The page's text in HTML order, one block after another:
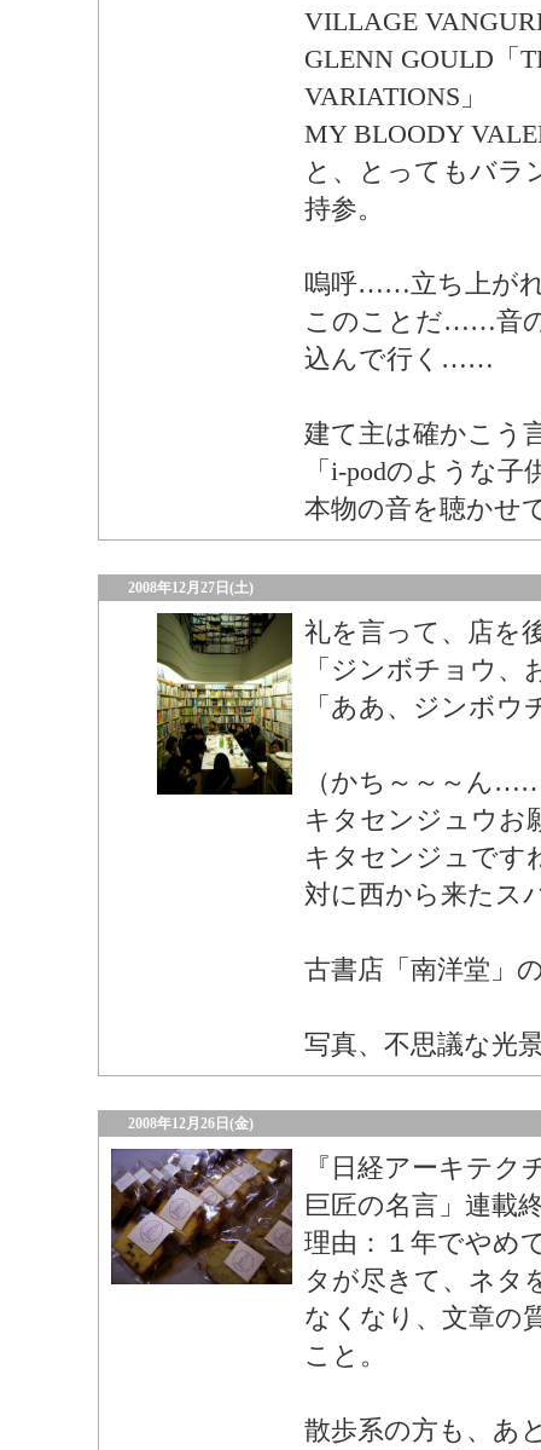
VILLAGE
GLENN GOULD「
VARIATIONS」
MY BLOODY
と、とってもバラ
持参。
嗚呼……立ち上が
このことだ……音
込んで行く……
建て主は確かこ
「i-podのような
本物の音を聴か
2008年12月27日(土)
礼を言って、店を
「ジンボチョウ、
「ああ、ジンボ
（かち～～～ん
キタセンジュウお
キタセンジュで
対に西から来た
古書店「南洋堂」
写真、不思議な光
2008年12月26日(金)
『日経アーキテ
巨匠の名言」連載
理由：１年でやめ
タが尽きて、ネタ
なくなり、文章の
こと。
散歩系の方も、あ